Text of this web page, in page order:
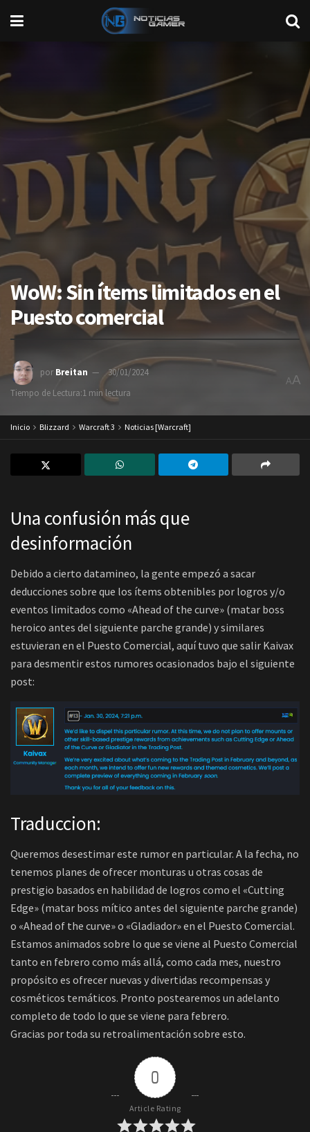
WoW: Sin ítems limitados en el
Puesto comercial
por Breitan
30/01/2024
Tiempo de Lectura:1 min lectura
AA
Inicio Blizzard Warcraft 3 Noticias [Warcraft]
Una confusión más que
desinformación
Debido a cierto datamineo, la gente empezó a sacar
deducciones sobre que los ítems obtenibles por logros y/o
eventos limitados como «Ahead of the curve» (matar boss
heroico antes del siguiente parche grande) y similares
estuvieran en el Puesto Comercial, aquí tuvo que salir Kaivax
para desmentir estos rumores ocasionados bajo el siguiente
post:
Traduccion:
Queremos desestimar este rumor en particular. A la fecha, no
tenemos planes de ofrecer monturas u otras cosas de
prestigio basados en habilidad de logros como el «Cutting
Edge» (matar boss mítico antes del siguiente parche grande)
o «Ahead of the curve» o «Gladiador» en el Puesto Comercial.
Estamos animados sobre lo que se viene al Puesto Comercial
tanto en febrero como más allá, como cada mes, nuestro
propósito es ofrecer nuevas y divertidas recompensas y
cosméticos temáticos. Pronto postearemos un adelanto
completo de todo lo que se viene para febrero.
Gracias por toda su retroalimentación sobre esto.
0
Article Rating